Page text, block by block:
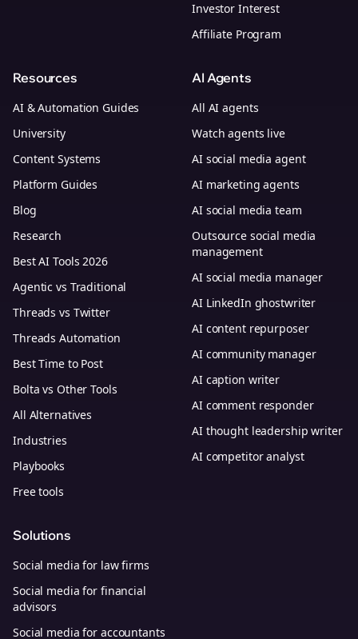
Investor Interest
Affiliate Program
Resources
AI & Automation Guides
University
Content Systems
Platform Guides
Blog
Research
Best AI Tools 2026
Agentic vs Traditional
Threads vs Twitter
Threads Automation
Best Time to Post
Bolta vs Other Tools
All Alternatives
Industries
Playbooks
Free tools
AI Agents
All AI agents
Watch agents live
AI social media agent
AI marketing agents
AI social media team
Outsource social media
management
AI social media manager
AI LinkedIn ghostwriter
AI content repurposer
AI community manager
AI caption writer
AI comment responder
AI thought leadership writer
AI competitor analyst
Solutions
Social media for law firms
Social media for financial
advisors
Social media for accountants